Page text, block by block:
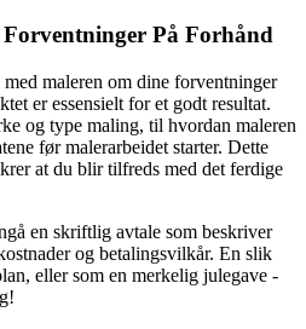
På Forhånd
maleren om dine forventninger
er essensielt for et godt resultat.
og type maling, til hvordan maleren
før malerarbeidet starter. Dette
at du blir tilfreds med det ferdige
en skriftlig avtale som beskriver
og betalingsvilkår. En slik
eller som en merkelig julegave -